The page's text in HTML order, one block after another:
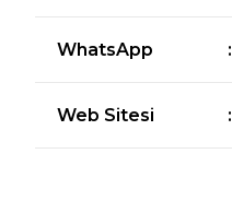
WhatsApp :
Web Sitesi :